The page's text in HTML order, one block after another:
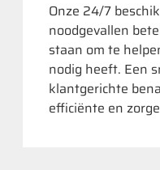
Onze 24/7
noodgevallen
staan om te
nodig heeft. Een
klantgerichte
efficiënte en